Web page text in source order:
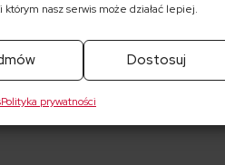
nasz serwis może działać lepiej.
Dostosuj
Polityka prywatności